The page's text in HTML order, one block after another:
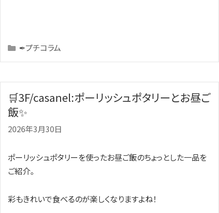
Categories
✒プチコラム
🛒3F/casanel:ポーリッシュポタリーとお昼ご
飯✨
2026年3月30日
ポーリッシュポタリーを使ったお昼ご飯のちょっとした一品を
ご紹介。
彩もきれいで食べるのが楽しくなりますよね！